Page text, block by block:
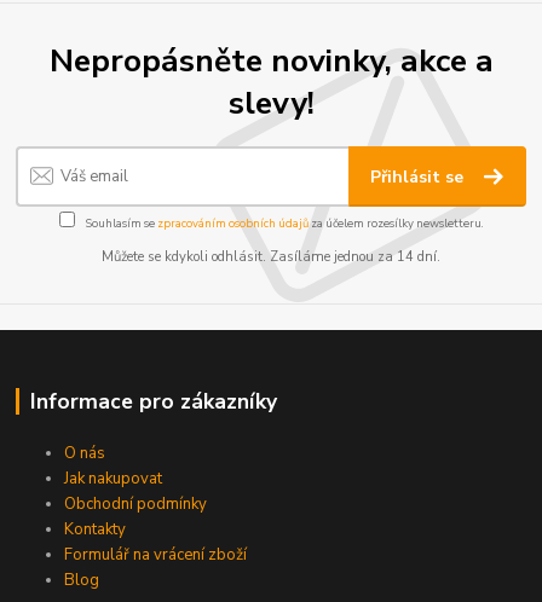
Nepropásněte novinky, akce a
slevy!
Přihlásit se
Souhlasím se zpracováním osobních údajůza účelem rozesílky newsletteru.
Můžete se kdykoli odhlásit. Zasíláme jednou za 14 dní.
Informace pro zákazníky
O nás
Jak nakupovat
Obchodní podmínky
Kontakty
Formulář na vrácení zboží
Blog